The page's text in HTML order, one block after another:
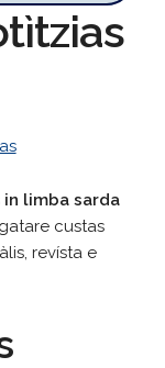
in limba sarda
custas
revísta e